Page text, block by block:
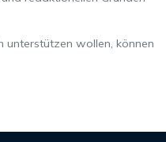
unterstützen wollen, können